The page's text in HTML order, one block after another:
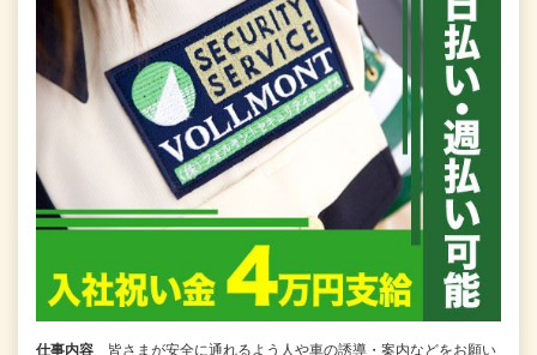
仕事内容 皆さまが安全に通れるよう人や車の誘導・案内などをお願い